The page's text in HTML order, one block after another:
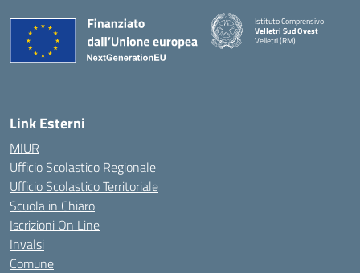
Istituto Comprensivo
Velletri Sud Ovest
Velletri (RM)
Link Esterni
MIUR
Ufficio Scolastico Regionale
Ufficio Scolastico Territoriale
Scuola in Chiaro
Iscrizioni On Line
Invalsi
Comune